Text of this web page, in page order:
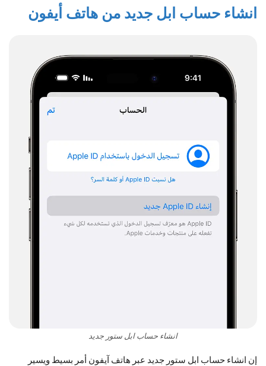
انشاء حساب ابل جديد من هاتف أيفون
انشاء حساب ابل ستور جديد
إن انشاء حساب ابل ستور جديد عبر هاتف آيفون أمر بسيط ويسير